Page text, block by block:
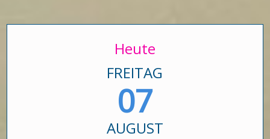
Heute
FREITAG
07
AUGUST